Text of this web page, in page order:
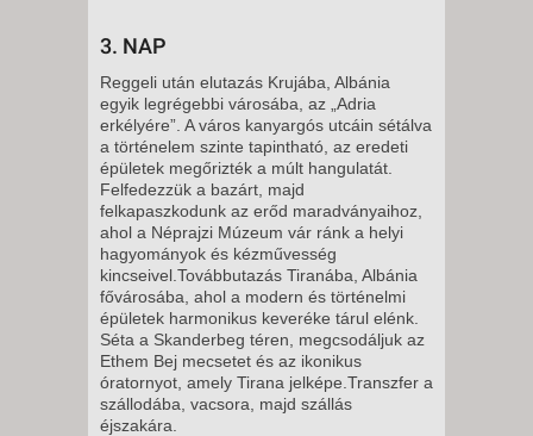
3. NAP
Reggeli után elutazás Krujába, Albánia
egyik legrégebbi városába, az „Adria
erkélyére”. A város kanyargós utcáin sétálva
a történelem szinte tapintható, az eredeti
épületek megőrizték a múlt hangulatát.
Felfedezzük a bazárt, majd
felkapaszkodunk az erőd maradványaihoz,
ahol a Néprajzi Múzeum vár ránk a helyi
hagyományok és kézművesség
kincseivel.Továbbutazás Tiranába, Albánia
fővárosába, ahol a modern és történelmi
épületek harmonikus keveréke tárul elénk.
Séta a Skanderbeg téren, megcsodáljuk az
Ethem Bej mecsetet és az ikonikus
óratornyot, amely Tirana jelképe.Transzfer a
szállodába, vacsora, majd szállás
éjszakára.